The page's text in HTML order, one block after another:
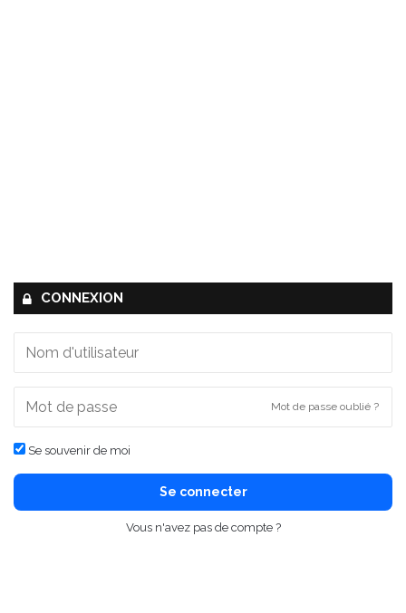
CONNEXION
Mot de passe oublié ?
Se souvenir de moi
Se connecter
Vous n'avez pas de compte ?